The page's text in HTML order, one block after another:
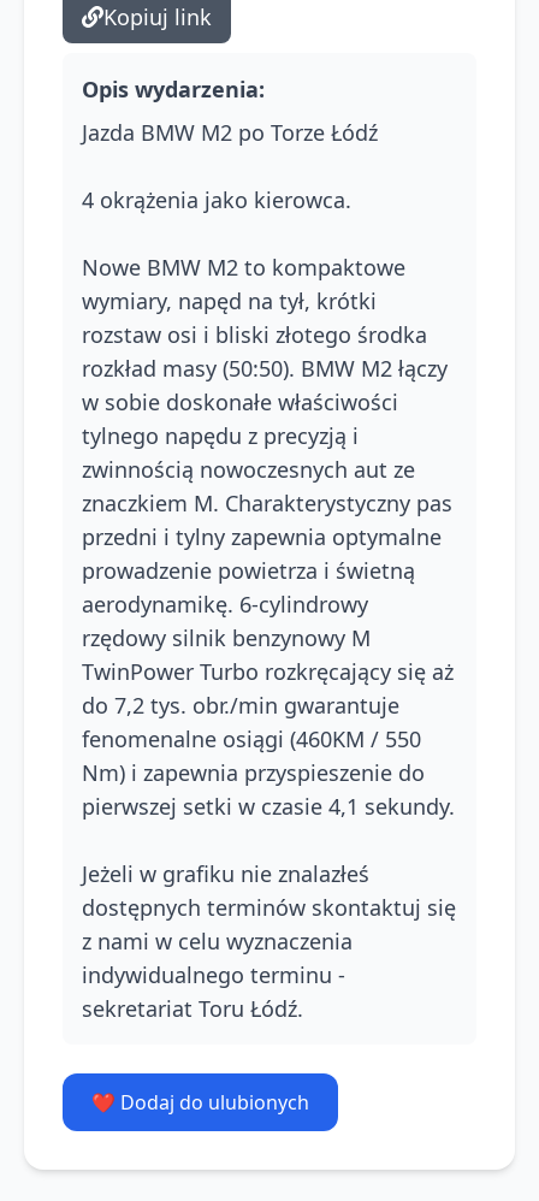
Kopiuj link
Opis wydarzenia:
Jazda BMW M2 po Torze Łódź
4 okrążenia jako kierowca.
Nowe BMW M2 to kompaktowe
wymiary, napęd na tył, krótki
rozstaw osi i bliski złotego środka
rozkład masy (50:50). BMW M2 łączy
w sobie doskonałe właściwości
tylnego napędu z precyzją i
zwinnością nowoczesnych aut ze
znaczkiem M. Charakterystyczny pas
przedni i tylny zapewnia optymalne
prowadzenie powietrza i świetną
aerodynamikę. 6-cylindrowy
rzędowy silnik benzynowy M
TwinPower Turbo rozkręcający się aż
do 7,2 tys. obr./min gwarantuje
fenomenalne osiągi (460KM / 550
Nm) i zapewnia przyspieszenie do
pierwszej setki w czasie 4,1 sekundy.
Jeżeli w grafiku nie znalazłeś
dostępnych terminów skontaktuj się
z nami w celu wyznaczenia
indywidualnego terminu -
sekretariat Toru Łódź.
❤️ Dodaj do ulubionych